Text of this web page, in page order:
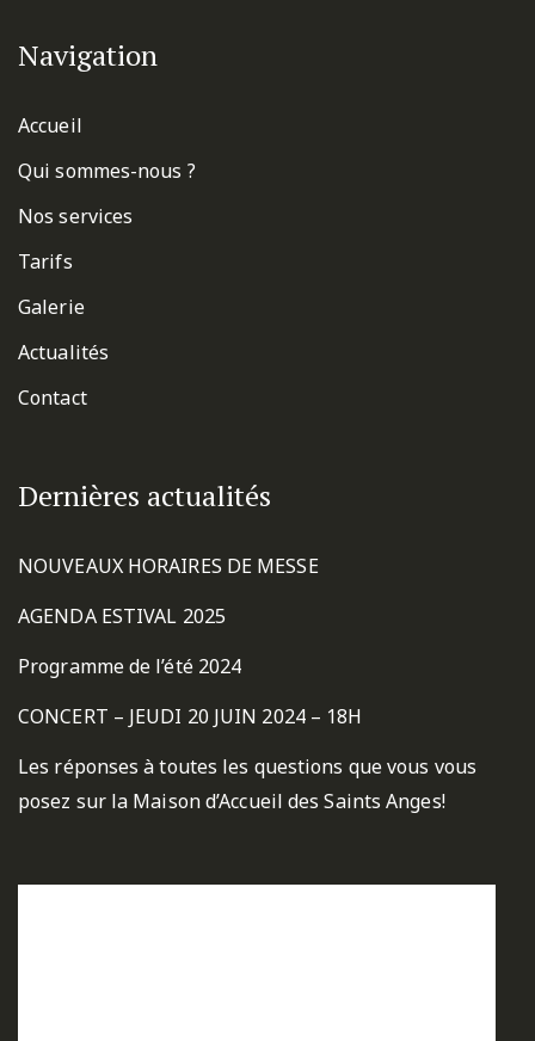
Navigation
Accueil
Qui sommes-nous ?
Nos services
Tarifs
Galerie
Actualités
Contact
Dernières actualités
NOUVEAUX HORAIRES DE MESSE
AGENDA ESTIVAL 2025
Programme de l’été 2024
CONCERT – JEUDI 20 JUIN 2024 – 18H
Les réponses à toutes les questions que vous vous
posez sur la Maison d’Accueil des Saints Anges!